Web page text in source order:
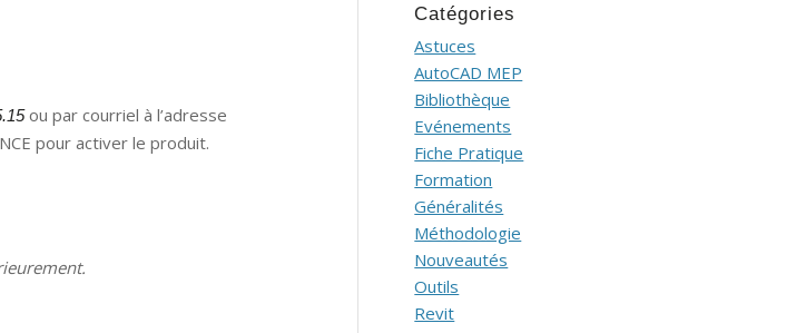
ou par courriel à l’adresse
pour activer le produit.
Catégories
Astuces
AutoCAD MEP
Bibliothèque
Evénements
Fiche Pratique
Formation
Généralités
Méthodologie
Nouveautés
Outils
Revit